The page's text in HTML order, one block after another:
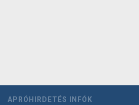
APRÓHIRDETÉS INFÓK